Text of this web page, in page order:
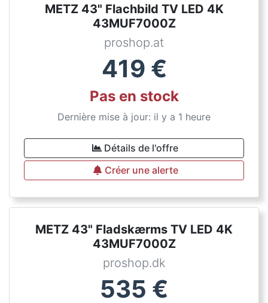
METZ 43" Flachbild TV LED 4K
43MUF7000Z
proshop.at
419 €
Pas en stock
Dernière mise à jour: il y a 1 heure
Détails de l'offre
Créer une alerte
METZ 43" Fladskærms TV LED 4K
43MUF7000Z
proshop.dk
535 €